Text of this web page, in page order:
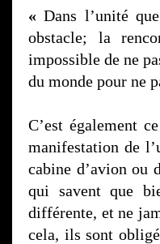
« Dans l’unité
obstacle; la
impossible de ne
du monde pour ne
C’est également
manifestation de
cabine d’avion ou
qui savent que
différente, et ne
cela, ils sont